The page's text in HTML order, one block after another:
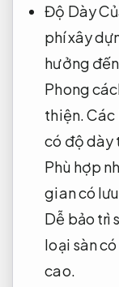
Độ Dày
phí xây
hưởng
Phong
thiện.Các
có độ dày
Phù hợp
gian có
Dễ bảo trì
loại sàn
cao.